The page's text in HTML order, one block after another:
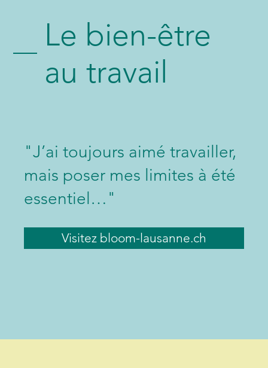
Le bien-être
au travail
Visitez bloom-lausanne.ch
"J’ai toujours aimé travailler,
mais poser mes limites à été
essentiel…"